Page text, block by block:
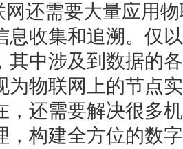
网还需要大量应用
息收集和追溯。仅
其中涉及到数据的
为物联网上的节点
，还需要解决很多
，构建全方位的数